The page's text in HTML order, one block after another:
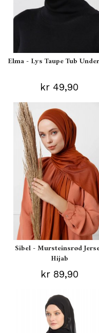
Elma - Lys Taupe Tub
kr 49,90
Sibel - Mursteinsrød
Hijab
kr 89,90